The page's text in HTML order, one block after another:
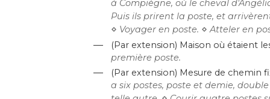
à Compiègne, où le cheval
Puis ils prirent la poste, et
⋄ Voyager en poste. ⋄ Atteler en
—
(Par extension) Maison où étaient
première poste.
—
(Par extension) Mesure de chemin
a six postes, poste et demie,